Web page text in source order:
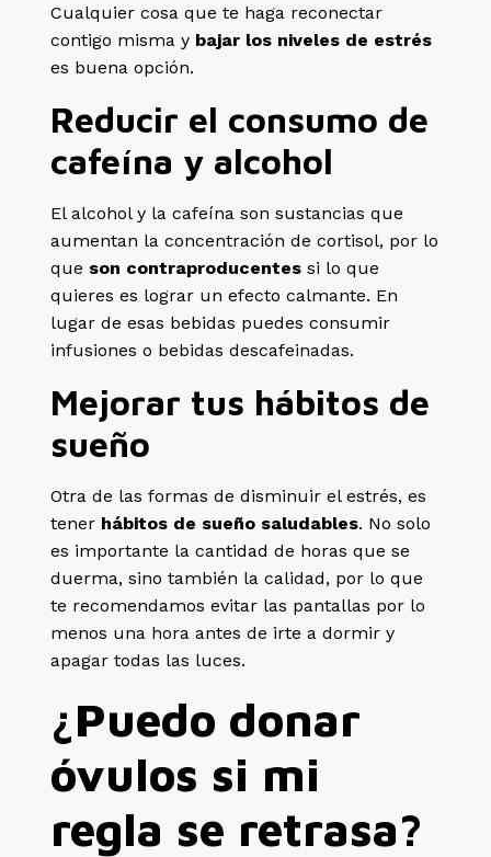
Cualquier cosa que te haga reconectar
contigo misma y bajar los niveles de estrés
es buena opción.
Reducir el consumo de
cafeína y alcohol
El alcohol y la cafeína son sustancias que
aumentan la concentración de cortisol, por lo
que son contraproducentes si lo que
quieres es lograr un efecto calmante. En
lugar de esas bebidas puedes consumir
infusiones o bebidas descafeinadas.
Mejorar tus hábitos de
sueño
Otra de las formas de disminuir el estrés, es
tener hábitos de sueño saludables. No solo
es importante la cantidad de horas que se
duerma, sino también la calidad, por lo que
te recomendamos evitar las pantallas por lo
menos una hora antes de irte a dormir y
apagar todas las luces.
¿Puedo donar
óvulos si mi
regla se retrasa?